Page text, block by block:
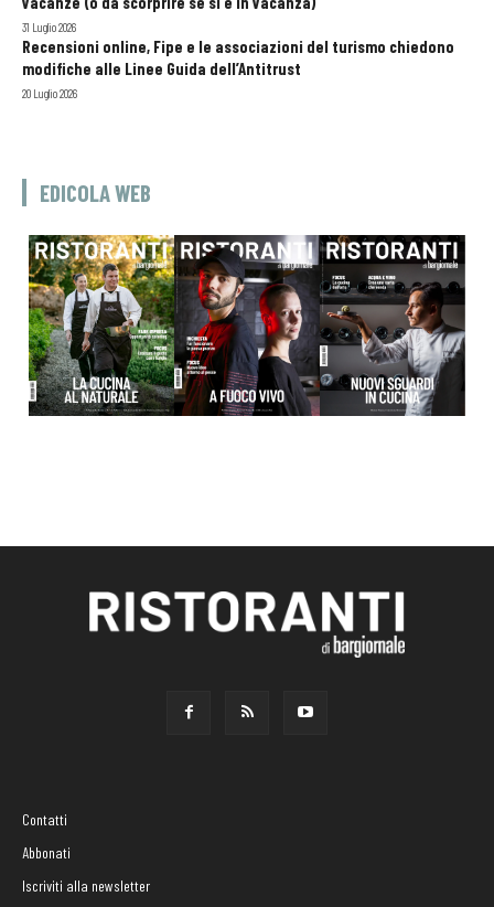
31 Luglio 2026
Recensioni online, Fipe e le associazioni del turismo chiedono
modifiche alle Linee Guida dell’Antitrust
20 Luglio 2026
EDICOLA WEB
Contatti
Abbonati
Iscriviti alla newsletter